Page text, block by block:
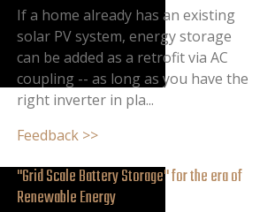
If a home already has an existing
solar PV system, energy storage
can be added as a retrofit via AC
coupling -- as long as you have the
right inverter in pla...
Feedback >>
"Grid Scale Battery Storage" for the era of
Renewable Energy